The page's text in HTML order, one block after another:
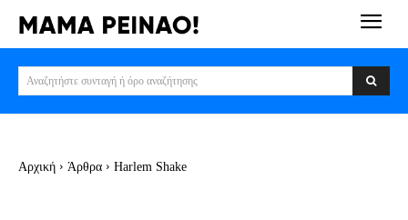
Αναζητήστε συνταγή ή όρο αναζήτησης
Αρχική Άρθρα Harlem Shake